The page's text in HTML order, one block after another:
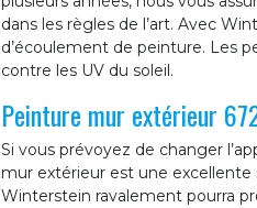
dans les règles de l’art. Avec
d’écoulement de peinture. Les
contre les UV du soleil.
Peinture mur extérieur
Si vous prévoyez de changer
mur extérieur est une
Winterstein ravalement pourra